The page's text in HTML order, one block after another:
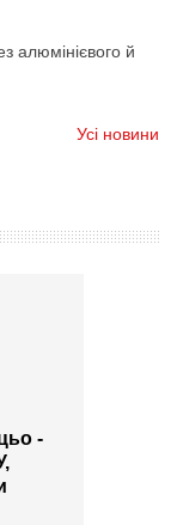
алюмінієвого й
Усі новини
-